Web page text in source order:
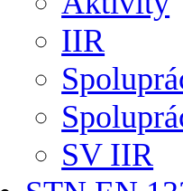
IIR
SV IIR